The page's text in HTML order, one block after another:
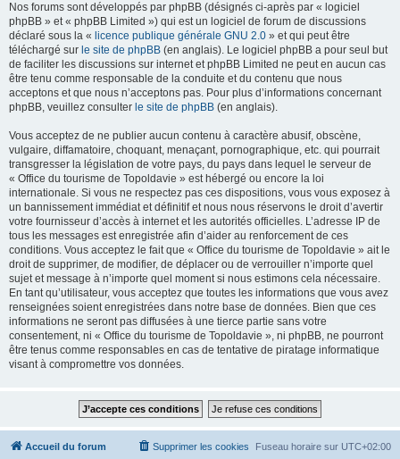
Nos forums sont développés par phpBB (désignés ci-après par « logiciel
phpBB » et « phpBB Limited ») qui est un logiciel de forum de discussions
déclaré sous la « licence publique générale GNU 2.0 » et qui peut être
téléchargé sur le site de phpBB (en anglais). Le logiciel phpBB a pour seul but
de faciliter les discussions sur internet et phpBB Limited ne peut en aucun cas
être tenu comme responsable de la conduite et du contenu que nous
acceptons et que nous n’acceptons pas. Pour plus d’informations concernant
phpBB, veuillez consulter le site de phpBB (en anglais).
Vous acceptez de ne publier aucun contenu à caractère abusif, obscène,
vulgaire, diffamatoire, choquant, menaçant, pornographique, etc. qui pourrait
transgresser la législation de votre pays, du pays dans lequel le serveur de
« Office du tourisme de Topoldavie » est hébergé ou encore la loi
internationale. Si vous ne respectez pas ces dispositions, vous vous exposez à
un bannissement immédiat et définitif et nous nous réservons le droit d’avertir
votre fournisseur d’accès à internet et les autorités officielles. L’adresse IP de
tous les messages est enregistrée afin d’aider au renforcement de ces
conditions. Vous acceptez le fait que « Office du tourisme de Topoldavie » ait le
droit de supprimer, de modifier, de déplacer ou de verrouiller n’importe quel
sujet et message à n’importe quel moment si nous estimons cela nécessaire.
En tant qu’utilisateur, vous acceptez que toutes les informations que vous avez
renseignées soient enregistrées dans notre base de données. Bien que ces
informations ne seront pas diffusées à une tierce partie sans votre
consentement, ni « Office du tourisme de Topoldavie », ni phpBB, ne pourront
être tenus comme responsables en cas de tentative de piratage informatique
visant à compromettre vos données.
Accueil du forum Fuseau horaire sur UTC+02:00
Supprimer les cookies